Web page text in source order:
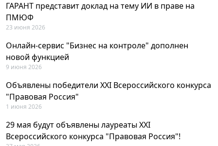
ГАРАНТ представит доклад на тему ИИ в праве на
ПМЮФ
23 июня 2026
Онлайн-сервис "Бизнес на контроле" дополнен
новой функцией
9 июня 2026
Объявлены победители XXI Всероссийского конкурса
"Правовая Россия"
1 июня 2026
29 мая будут объявлены лауреаты XXI
Всероссийского конкурса "Правовая Россия"!